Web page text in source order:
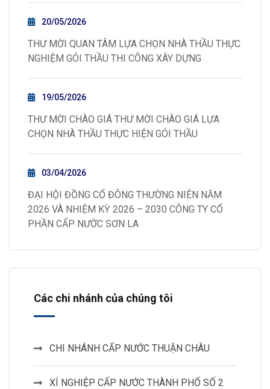
20/05/2026
THƯ MỜI QUAN TÂM LỰA CHỌN NHÀ THẦU THỰC
NGHIỆM GÓI THẦU THI CÔNG XÂY DỰNG
19/05/2026
THƯ MỜI CHÀO GIÁ THƯ MỜI CHÀO GIÁ LỰA
CHỌN NHÀ THẦU THỰC HIỆN GÓI THẦU
03/04/2026
ĐẠI HỘI ĐỒNG CỔ ĐÔNG THƯỜNG NIÊN NĂM
2026 VÀ NHIỆM KỲ 2026 – 2030 CÔNG TY CỔ
PHẦN CẤP NƯỚC SƠN LA
Các chi nhánh của chúng tôi
CHI NHÁNH CẤP NƯỚC THUẬN CHÂU
XÍ NGHIỆP CẤP NƯỚC THÀNH PHỐ SỐ 2